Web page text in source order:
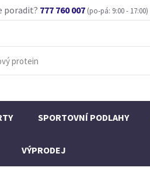
poradit? 777 760 007 (po-pá: 9:00 - 17:00)
SPORTOVNÍ PODLAHY
VÝPRODEJ